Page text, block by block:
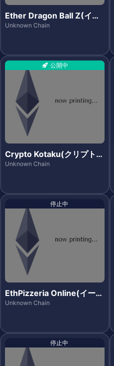
Ether Dragon Ball Z(イー
サドラゴンボールゼット)
Unknown Chain
公開中
Crypto Kotaku(クリプトコ
タツ)
Unknown Chain
停止中
EthPizzeria Online(イース
ピッツエリアオンライン)
Unknown Chain
停止中